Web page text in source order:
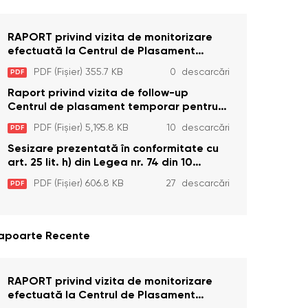
RAPORT privind vizita de monitorizare
efectuată la Centrul de Plasament
Temporar pentru Persoane cu
Dizabilități (Adulte) din s. Brînzeni, r.
Edineț, din data de 25 mai 2026
PDF PDF (Fișier) 355.7 KB 0 descarcări
Raport privind vizita de follow-up
Centrul de plasament temporar pentru
persoanele cu dizabilități (adulte)
Bădiceni, Soroca (11 iunie 2026)
PDF PDF (Fișier) 5,195.8 KB 10 descarcări
Sesizare prezentată în conformitate cu
art. 25 lit. h) din Legea nr. 74 din 10
aprilie 2025 cu privire la Curtea
Constituțională şi art. 26 din Legea cu
PDF PDF (Fișier) 606.8 KB 27 descarcări
Recente
RAPORT privind vizita de monitorizare
efectuată la Centrul de Plasament